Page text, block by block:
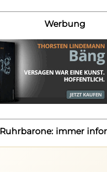
Werbung
Ruhrbarone: immer